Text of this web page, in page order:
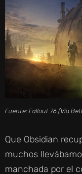
Fuente: Fallout 76 (Vía
Que Obsidian
muchos
manchada por el